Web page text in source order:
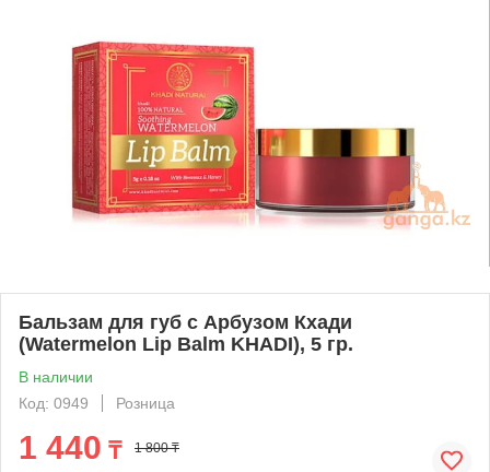
Бальзам для губ с Арбузом Кхади
(Watermelon Lip Balm KHADI), 5 гр.
В наличии
Код: 0949
Розница
1 440 ₸ 1 800 ₸